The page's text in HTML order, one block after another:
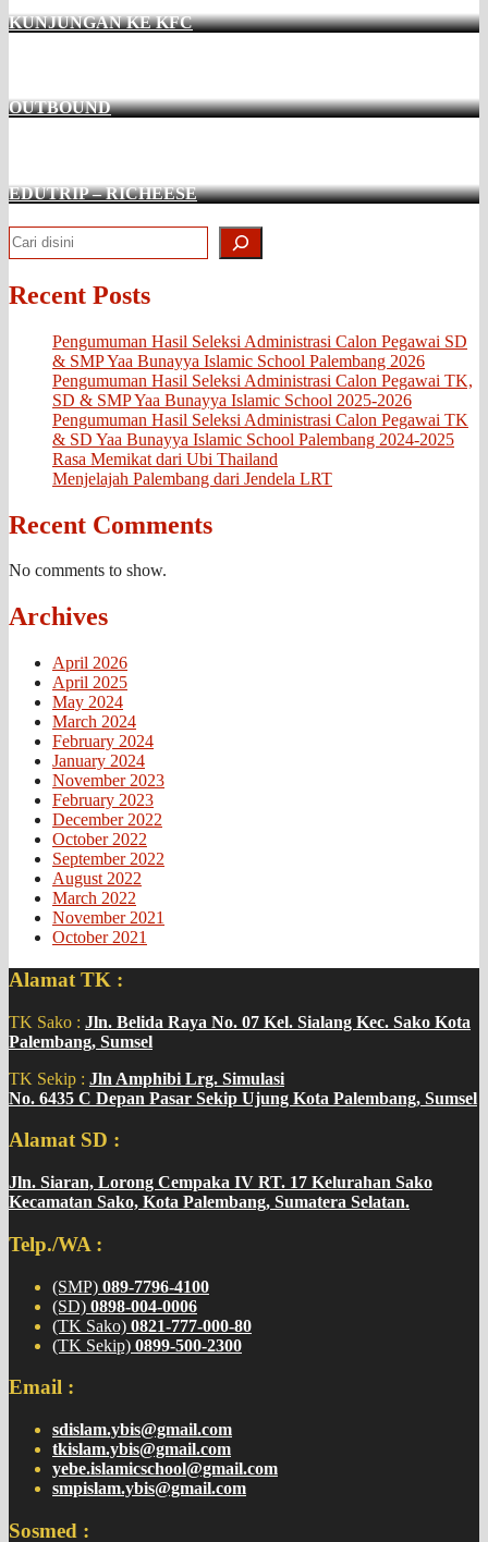
KUNJUNGAN KE KFC
OUTBOUND
EDUTRIP – RICHEESE
Search
Recent Posts
Pengumuman Hasil Seleksi Administrasi Calon Pegawai SD
& SMP Yaa Bunayya Islamic School Palembang 2026
Pengumuman Hasil Seleksi Administrasi Calon Pegawai TK,
SD & SMP Yaa Bunayya Islamic School 2025-2026
Pengumuman Hasil Seleksi Administrasi Calon Pegawai TK
& SD Yaa Bunayya Islamic School Palembang 2024-2025
Rasa Memikat dari Ubi Thailand
Menjelajah Palembang dari Jendela LRT
Recent Comments
No comments to show.
Archives
April 2026
April 2025
May 2024
March 2024
February 2024
January 2024
November 2023
February 2023
December 2022
October 2022
September 2022
August 2022
March 2022
November 2021
October 2021
Alamat TK :
TK Sako : Jln. Belida Raya No. 07 Kel. Sialang Kec. Sako Kota
Palembang, Sumsel
TK Sekip : Jln Amphibi Lrg. Simulasi
No. 6435 C Depan Pasar Sekip Ujung Kota Palembang, Sumsel
Alamat SD :
Jln. Siaran, Lorong Cempaka IV RT. 17 Kelurahan Sako
Kecamatan Sako, Kota Palembang, Sumatera Selatan.
Telp./WA :
(SMP) 089-7796-4100
(SD) 0898-004-0006
(TK Sako) 0821-777-000-80
(TK Sekip) 0899-500-2300
Email :
sdislam.ybis@gmail.com
tkislam.ybis@gmail.com
yebe.islamicschool@gmail.com
smpislam.ybis@gmail.com
Sosmed :